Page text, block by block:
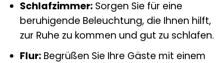
Schlafzimmer:Sorgen Sie für eine
beruhigende Beleuchtung, die Ihnen hilft,
zur Ruhe zu kommen und gut zu schlafen.
Flur:Begrüßen Sie Ihre Gäste mit einem